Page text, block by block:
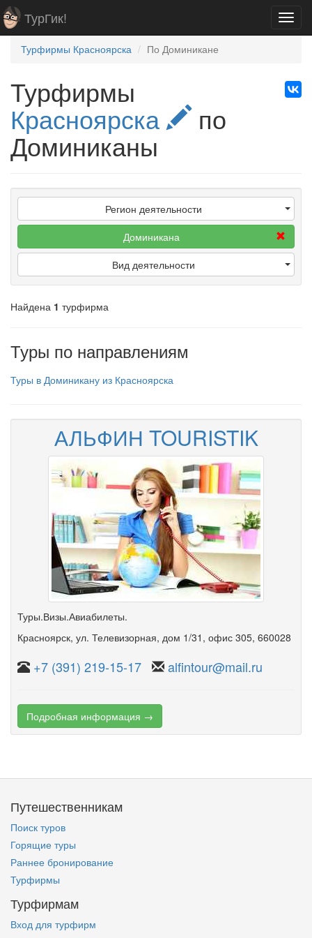
ТурГик!
Турфирмы Красноярска По Доминикане
Турфирмы
Красноярска по
Доминиканы
Регион деятельности
Доминикана
Вид деятельности
Найдена 1 турфирма
Туры по направлениям
Туры в Доминикану из Красноярска
АЛЬФИН TOURISTIK
Туры.Визы.Авиабилеты.
Красноярск, ул. Телевизорная, дом 1/31 , офис 305, 660028
+7 (391) 219-15-17 alfintour@mail.ru
Подробная информация →
Путешественникам
Поиск туров
Горящие туры
Раннее бронирование
Турфирмы
Турфирмам
Вход для турфирм